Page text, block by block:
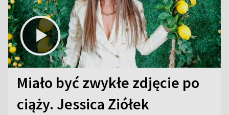
Miało być zwykłe zdjęcie po
ciąży. Jessica Ziółek